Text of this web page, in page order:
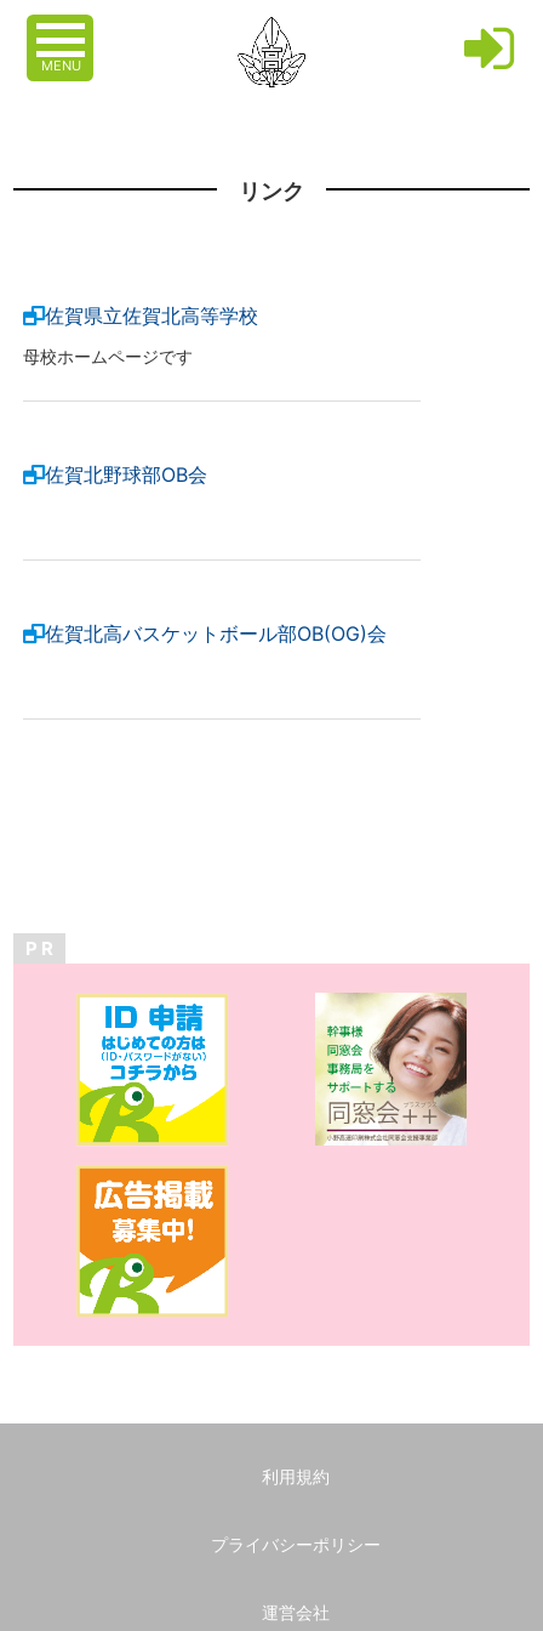
MENU
リンク
佐賀県立佐賀北高等学校
母校ホームページです
佐賀北野球部OB会
佐賀北高バスケットボール部OB(OG)会
P R
利用規約
プライバシーポリシー
運営会社